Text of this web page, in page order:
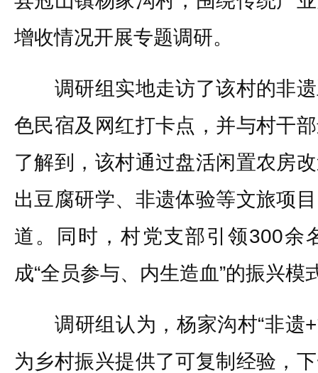
增收情况开展专题调研。
调研组实地走访了该村的非遗
色民宿及网红打卡点，并与村干
了解到，该村通过盘活闲置农房
出豆腐研学、非遗体验等文旅项
道。同时，村党支部引领300余
成“全员参与、内生造血”的振兴模
调研组认为，杨家沟村“非遗+
为乡村振兴提供了可复制经验，